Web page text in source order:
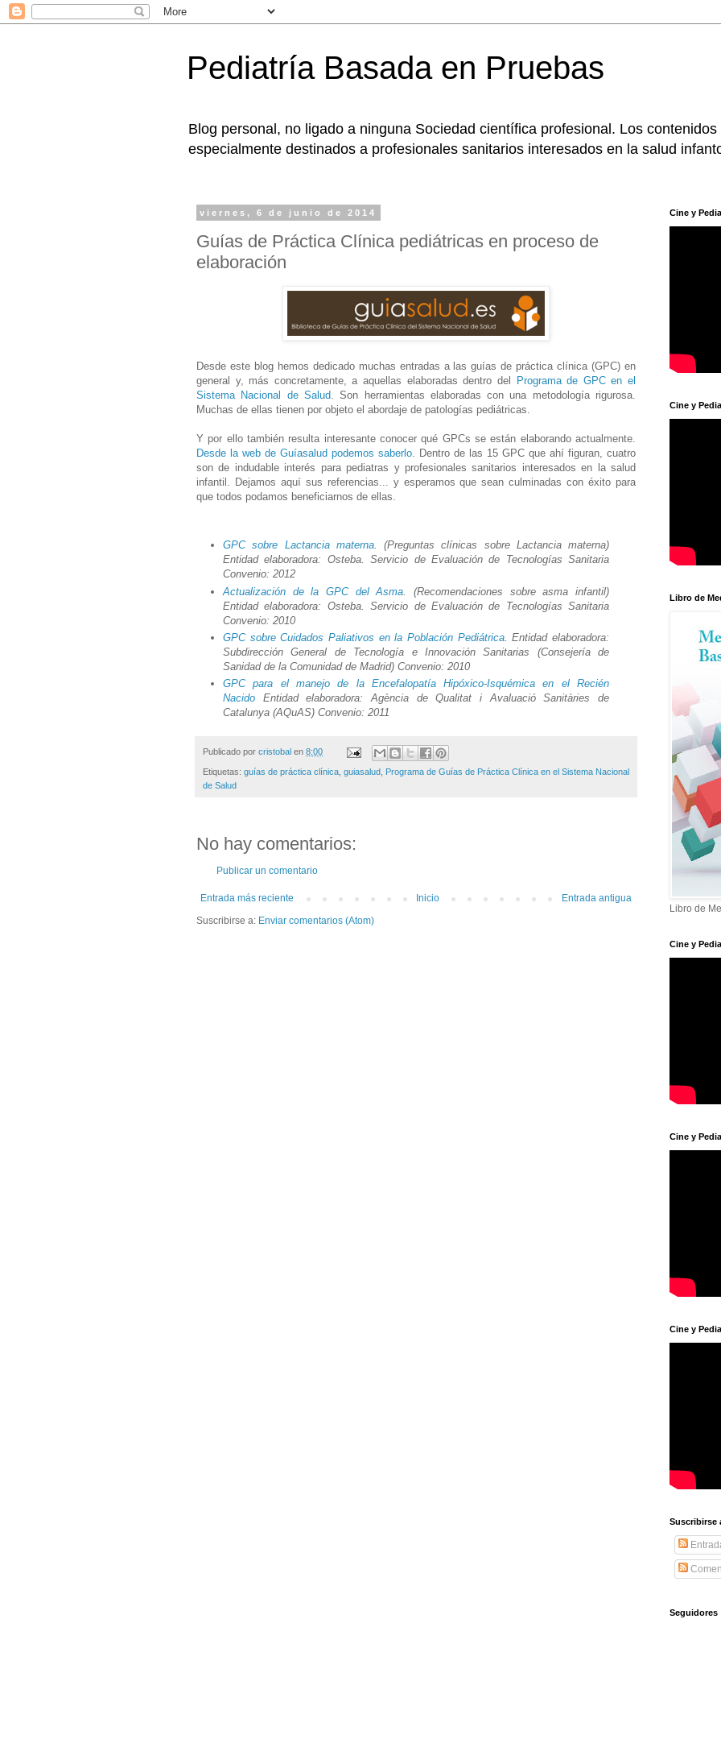
Pediatría Basada en Pruebas
Blog personal, no ligado a ninguna Sociedad científica profesional. Los
especialmente destinados a profesionales sanitarios interesados en la salud
viernes, 6 de junio de 2014
Guías de Práctica Clínica pediátricas en proceso de
elaboración
Desde este blog hemos dedicado muchas entradas a las guías de práctica clínica (GPC) en
general y, más concretamente, a aquellas elaboradas dentro del Programa de GPC en el
Sistema Nacional de Salud. Son herramientas elaboradas con una metodología rigurosa.
Muchas de ellas tienen por objeto el abordaje de patologías pediátricas.
Y por ello también resulta interesante conocer qué GPCs se están elaborando actualmente.
Desde la web de Guíasalud podemos saberlo . Dentro de las 15 GPC que ahí figuran, cuatro
son de indudable interés para pediatras y profesionales sanitarios interesados en la salud
infantil. Dejamos aquí sus referencias... y esperamos que sean culminadas con éxito para
que todos podamos beneficiarnos de ellas.
GPC sobre Lactancia materna. (Preguntas clínicas sobre Lactancia materna)
Entidad elaboradora: Osteba. Servicio de Evaluación de Tecnologías Sanitaria
Convenio: 2012
Actualización de la GPC del Asma . (Recomendaciones sobre asma infantil)
Entidad elaboradora: Osteba. Servicio de Evaluación de Tecnologías Sanitaria
Convenio: 2010
GPC sobre Cuidados Paliativos en la Población Pediátrica. Entidad elaboradora:
Subdirección General de Tecnología e Innovación Sanitarias (Consejería de
Sanidad de la Comunidad de Madrid) Convenio: 2010
GPC para el manejo de la Encefalopatía Hipóxico-Isquémica en el Recién
Nacido Entidad elaboradora: Agència de Qualitat i Avaluació Sanitàries de
Catalunya (AQuAS) Convenio: 2011
Publicado por cristobal en 8:00
Etiquetas: guías de práctica clínica guiasalud Programa de Guías de Práctica Clínica en el Sistema Nacional
de Salud
No hay comentarios:
Publicar un comentario
Entrada más reciente Entrada antigua
Inicio
Suscribirse a: Enviar comentarios (Atom)
Cine y
Cine y
Libro de
Libro de
Cine y
Cine y
Cine y
Suscribirse
Seguidores